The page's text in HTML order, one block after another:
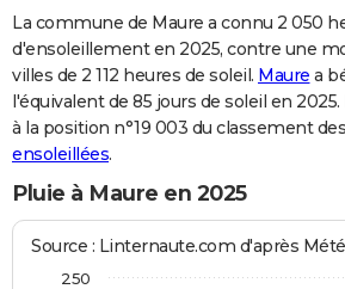
La commune de Maure a connu 2 050
d'ensoleillement en 2025, contre une
villes de 2 112 heures de soleil. Maure a
l'équivalent de 85 jours de soleil en
à la position n°19 003 du classement des
ensoleillées.
Pluie à Maure en 2025
Source : Linternaute.com d'après
250